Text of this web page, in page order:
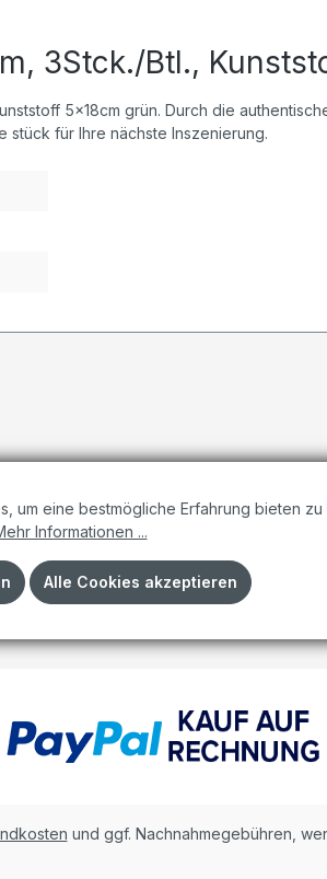
3Stck./Btl.,
5x18cm grün. Durch die
für Ihre nächste Inszenierung.
und ggf. Nachnahmegebühren,
um eine bestmögliche Erfahrung bieten zu
Informationen ...
Alle Cookies akzeptieren